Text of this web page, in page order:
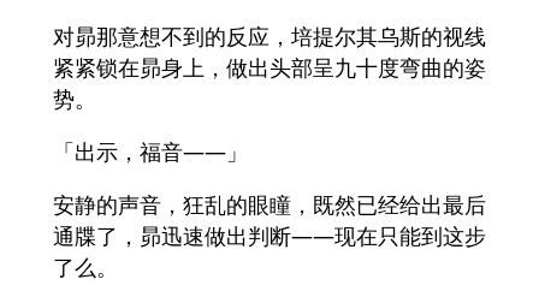
对昴那意想不到的反应，培提尔其乌斯的视线
紧紧锁在昴身上，做出头部呈九十度弯曲的姿
势。
「出示，福音——」
安静的声音，狂乱的眼瞳，既然已经给出最后
通牒了，昴迅速做出判断——现在只能到这步
了么。